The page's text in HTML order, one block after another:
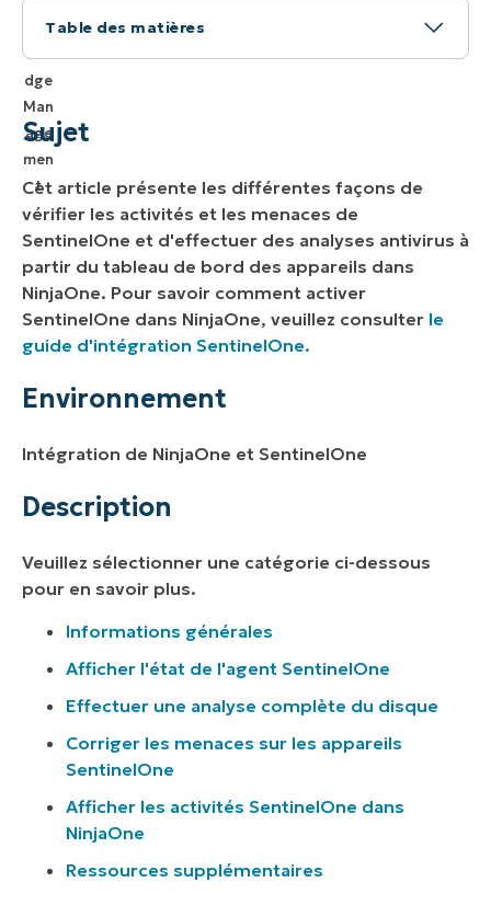
Table des matières
Sujet
Environnement
Description
Informations générales
Effectuer une analyse complète du disque
Corriger les menaces sur les périphériques
NinjaOne
Ressources supplémentaires
Sujet
Cet article présente les différentes façons de
vérifier les activités et les menaces de
SentinelOne et d'effectuer des analyses antivirus à
partir du tableau de bord des appareils dans
NinjaOne. Pour savoir comment activer
SentinelOne dans NinjaOne, veuillez consulter le
guide d'intégration SentinelOne.
Environnement
Intégration de NinjaOne et SentinelOne
Description
Veuillez sélectionner une catégorie ci-dessous
pour en savoir plus.
Informations générales
Afficher l'état de l'agent SentinelOne
Effectuer une analyse complète du disque
Corriger les menaces sur les appareils
SentinelOne
Afficher les activités SentinelOne dans
NinjaOne
Ressources supplémentaires